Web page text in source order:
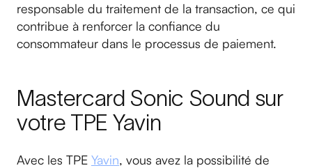
responsable du traitement de la transaction, ce qui
contribue à renforcer la confiance du
consommateur dans le processus de paiement.
Mastercard Sonic Sound sur
votre TPE Yavin
Avec les TPE Yavin, vous avez la possibilité de